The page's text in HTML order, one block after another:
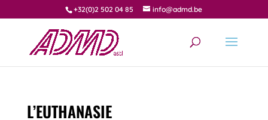
+32(0)2 502 04 85 info@admd.be
L’EUTHANASIE